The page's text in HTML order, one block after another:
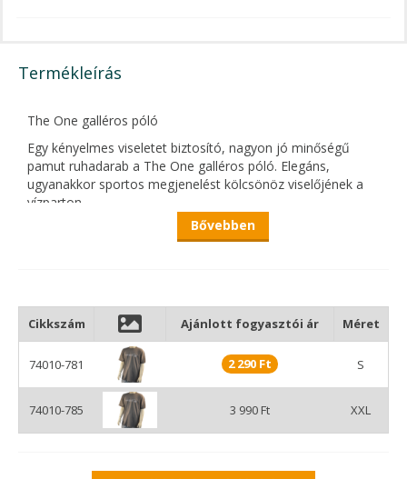
Termékleírás
The One galléros póló
Egy kényelmes viseletet biztosító, nagyon jó minőségű
pamut ruhadarab a The One galléros póló. Elegáns,
ugyanakkor sportos megjenelést kölcsönöz viselőjének a
vízparton.
Az elérhető méretek: S, M, L, XL, XXL
Bővebben
Cikkszám Ajánlott fogyasztói ár Méret
74010-781 2 290 Ft S
74010-785 3 990 Ft XXL